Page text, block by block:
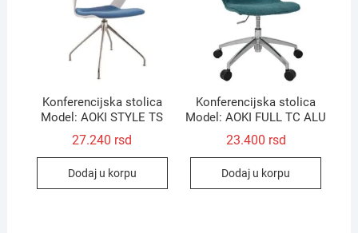
Konferencijska stolica
Model: AOKI STYLE TS
27.240 rsd
Dodaj u korpu
Konferencijska stolica
Model: AOKI FULL TC ALU
23.400 rsd
Dodaj u korpu